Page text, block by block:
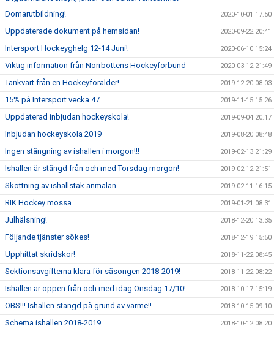
Domarutbildning! 2020-10-01 17:50
Uppdaterade dokument på hemsidan! 2020-09-22 20:41
Intersport Hockeyghelg 12-14 Juni! 2020-06-10 15:24
Viktig information från Norrbottens Hockeyförbund 2020-03-12 21:49
Tänkvärt från en Hockeyförälder! 2019-12-20 08:03
15% på Intersport vecka 47 2019-11-15 15:26
Uppdaterad inbjudan hockeyskola! 2019-09-04 20:17
Inbjudan hockeyskola 2019 2019-08-20 08:48
Ingen stängning av ishallen i morgon!!! 2019-02-13 21:29
Ishallen är stängd från och med Torsdag morgon! 2019-02-12 21:51
Skottning av ishallstak anmälan 2019-02-11 16:15
RIK Hockey mössa 2019-01-21 08:31
Julhälsning! 2018-12-20 13:35
Följande tjänster sökes! 2018-12-19 15:50
Upphittat skridskor! 2018-11-22 08:45
Sektionsavgifterna klara för säsongen 2018-2019! 2018-11-22 08:22
Ishallen är öppen från och med idag Onsdag 17/10! 2018-10-17 15:19
OBS!!! Ishallen stängd på grund av värme!! 2018-10-15 09:10
Schema ishallen 2018-2019 2018-10-12 08:20